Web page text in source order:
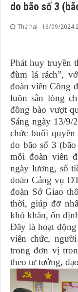
do bão số 3
Thứ hai - 16/09/2024
Phát huy truyền
đùm lá rách”,
đoàn viên Công
luôn sẵn lòng
đồng bào vượt
Sáng ngày 13/9/
chức buổi
do bão số 3
mỗi đoàn viên
ngày lương, số
đoàn Cảng vụ
đoàn Sở Giao
thời, giúp đỡ
khó khăn, ổn
Đây là hoạt
viên chức,
trong đơn vị
theo tư tưởng,